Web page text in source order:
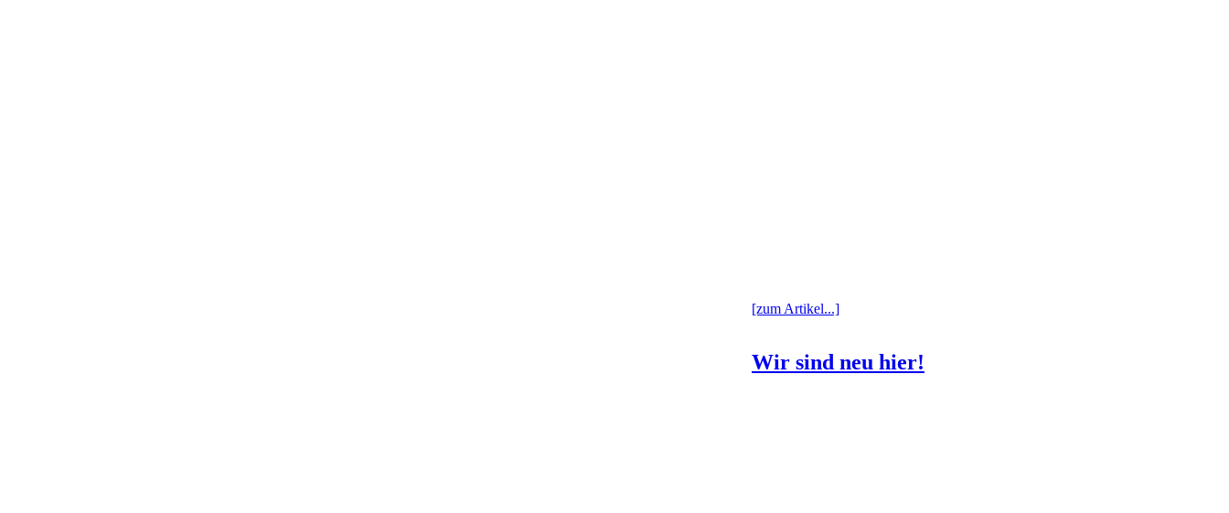
[zum Artikel...]
Wir sind neu hier!